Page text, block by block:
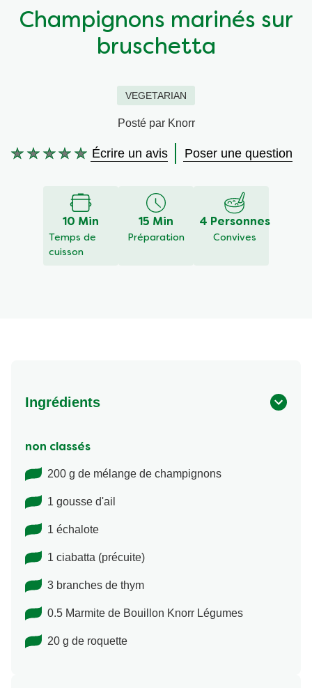
Végétarien
Wraps aux légumes
Occasions
Aides culinaires
Snackpots
Champignons marinés sur
bruschetta
VEGETARIAN
Posté par Knorr
Aucune
Écrire un avis Poser une question
10 Min
Temps de
cuisson
15 Min
Préparation
4 Personnes
Convives
Ingrédients
non classés
200 g de mélange de champignons
1 gousse d'ail
1 échalote
1 ciabatta (précuite)
3 branches de thym
0.5 Marmite de Bouillon Knorr Légumes
20 g de roquette